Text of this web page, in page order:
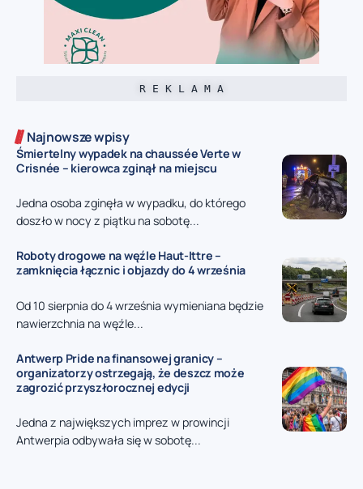
R E K L A M A
Najnowsze wpisy
Śmiertelny wypadek na chaussée Verte w
Crisnée – kierowca zginął na miejscu
Jedna osoba zginęła w wypadku, do którego
doszło w nocy z piątku na sobotę...
Roboty drogowe na węźle Haut-Ittre –
zamknięcia łącznic i objazdy do 4 września
Od 10 sierpnia do 4 września wymieniana będzie
nawierzchnia na węźle...
Antwerp Pride na finansowej granicy –
organizatorzy ostrzegają, że deszcz może
zagrozić przyszłorocznej edycji
Jedna z największych imprez w prowincji
Antwerpia odbywała się w sobotę...